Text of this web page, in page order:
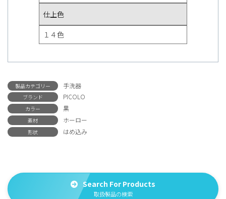
仕上色
１４色
製品カテゴリー 手洗器
ブランド PICOLO
カラー 黒
素材 ホーロー
形状 はめ込み
Search For Products
取扱製品の検索